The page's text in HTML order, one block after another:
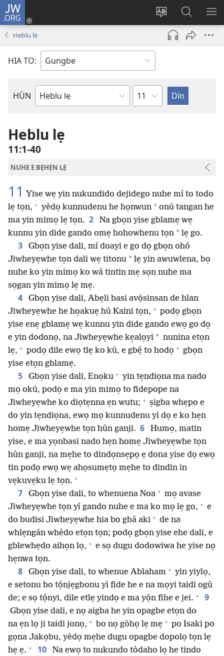
JW.ORG
Diọ
ogbè
nọtẹn
Hùn
Adà
Towe
(opens
new
Dín
to
JW.ORG
Heblu lẹ
HIA TO:
HÙN
Bible
Weta
Heblu lẹ
11:1-40
NUHE E BẸHẸN LẸ
11 Yise wẹ yin nukundido dejidego nuhe mí to todo
lẹ tọn, + yèdọ kunnudenu he họnwun * onú tangan he
ma yin mimọ lẹ tọn. 2
Na gbọn yise gblamẹ wẹ
kunnu yin dide gando omẹ hohowhenu tọn * lẹ go.
3
Gbọn yise dali, mí doayi e go dọ gbọn ohó
Jiwheyẹwhe tọn dali wẹ titonu * lẹ yin awuwlena, bọ
nuhe ko yin mimọ ko wá tintin mẹ sọn nuhe ma
sọgan yin mimọ lẹ mẹ.
4
Gbọn yise dali, Abẹli basi avọ́sinsan de hlan
Jiwheyẹwhe he họakuẹ hú Kaini tọn, + podọ gbọn
yise enẹ gblamẹ wẹ kunnu yin dide gando ewọ go dọ
e yin dodonọ, na Jiwheyẹwhe kẹalọyi * nunina etọn
lẹ, + podọ dile ewọ tlẹ ko kú, e gbẹ́ to hodọ + gbọn
yise etọn gblamẹ.
5 Gbọn yise dali, Enọku + yin tẹndiọna ma nado
mọ okú, podọ e ma yin mimọ to fidepope na
Jiwheyẹwhe ko diọtẹnna ẹn wutu; + ṣigba whẹpo e
do yin tẹndiọna, ewọ mọ kunnudenu yí dọ e ko hẹn
homẹ Jiwheyẹwhe tọn hùn ganji. 6
Humọ, matin
yise, e ma yọnbasi nado hẹn homẹ Jiwheyẹwhe tọn
hùn ganji, na mẹhe to dindọnsẹpọ ẹ dona yise dọ ewọ
tin podọ ewọ wẹ ahọsumẹtọ mẹhe to dindin in
vẹkuvẹku lẹ tọn. +
7 Gbọn yise dali, to whenuena Noa + mọ avase
Jiwheyẹwhe tọn yí gando nuhe e ma ko mọ lẹ go, + e
do budisi Jiwheyẹwhe hia bo gbá aki + de na
whlẹngán whédo etọn tọn; podọ gbọn yise ehe dali, e
gblewhẹdo aihọn lọ, + e sọ dugu dodowiwa he yise nọ
hẹnwa tọn.
8 Gbọn yise dali, to whenue Ablaham + yin yiylọ,
e setonu bo tọ́njẹgbonu yì fide he e na mọyi taidi ogú
de; e sọ tọ́nyi, dile etlẹ yindọ e ma yọ́n fihe e jei. + 9
Gbọn yise dali, e nọ aigba he yin opagbe etọn do
na ẹn lọ ji taidi jonọ, + bo nọ gòhọ lẹ mẹ + po Isaki po
gọna Jakọbu, yèdọ mẹhe dugu opagbe dopolọ tọn lẹ
hẹ ẹ. + 10
Na ewọ to nukundo tòdaho lọ he tindo